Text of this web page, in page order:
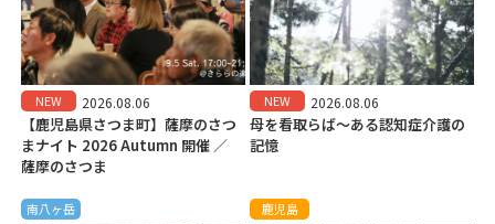
NEW 2026.08.06
【鹿児島県さつま町】薩摩のさつ
まナイト 2026 Autumn 開催 ／
薩摩のさつま
NEW 2026.08.06
母を看取らば～ある認知症介護の
記憶
南八ヶ岳 鹿児島